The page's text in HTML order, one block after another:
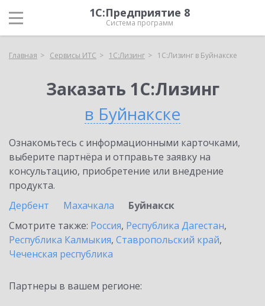
1С:Предприятие 8
Система программ
Главная Сервисы ИТС 1С:Лизинг 1С:Лизинг в Буйнакске
Заказать 1С:Лизинг
в Буйнакске
Ознакомьтесь с информационными карточками,
выберите партнёра и отправьте заявку на
консультацию, приобретение или внедрение
продукта.
Дербент
Махачкала
Буйнакск
Смотрите также: Россия, Республика Дагестан,
Республика Калмыкия, Ставропольский край,
Чеченская республика
Партнеры в вашем регионе: